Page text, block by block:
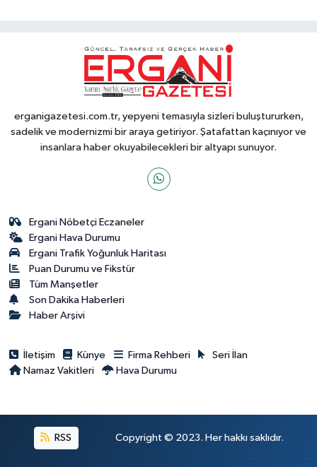
erganigazetesi.com.tr, yepyeni temasıyla sizleri buluştururken,
sadelik ve modernizmi bir araya getiriyor. Şatafattan kaçınıyor ve
insanlara haber okuyabilecekleri bir altyapı sunuyor.
Ergani Nöbetçi Eczaneler
Ergani Hava Durumu
Ergani Trafik Yoğunluk Haritası
Puan Durumu ve Fikstür
Tüm Manşetler
Son Dakika Haberleri
Haber Arşivi
İletişim Künye Firma Rehberi
Seri İlan
Namaz Vakitleri
Hava Durumu
RSS Copyright © 2023. Her hakkı saklıdır.